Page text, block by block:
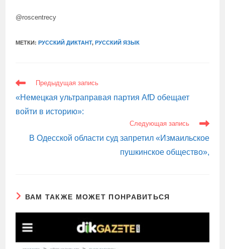
@roscentrecy
МЕТКИ:РУССКИЙ ДИКТАНТ, РУССКИЙ ЯЗЫК
ЕЩЕ
СТАТЬИ
Предыдущая запись
«Немецкая ультраправая партия AfD обещает
войти в историю»:
Следующая запись
В Одесской области суд запретил «Измаильское
пушкинское общество»,
ВАМ ТАКЖЕ МОЖЕТ ПОНРАВИТЬСЯ